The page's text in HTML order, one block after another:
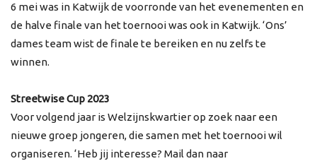
6 mei was in Katwijk de voorronde van het evenementen en
de halve finale van het toernooi was ook in Katwijk. ‘Ons’
dames team wist de finale te bereiken en nu zelfs te
winnen.
Streetwise Cup 2023
Voor volgend jaar is Welzijnskwartier op zoek naar een
nieuwe groep jongeren, die samen met het toernooi wil
organiseren. ‘Heb jij interesse? Mail dan naar